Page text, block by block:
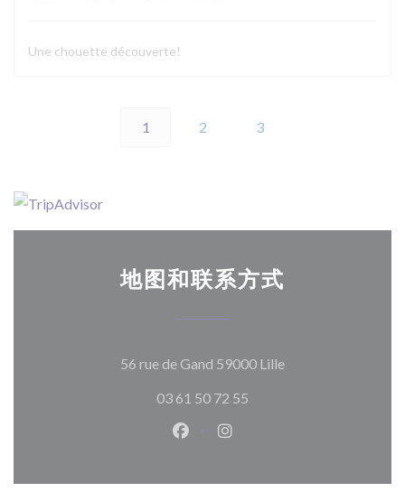
Une chouette découverte!
1 2 3
地图和联系方式
56 rue de Gand 59000 Lille((在新窗口中打开))
03 61 50 72 55
Facebook ((在新窗口中打开))
Instagram ((在新窗口中